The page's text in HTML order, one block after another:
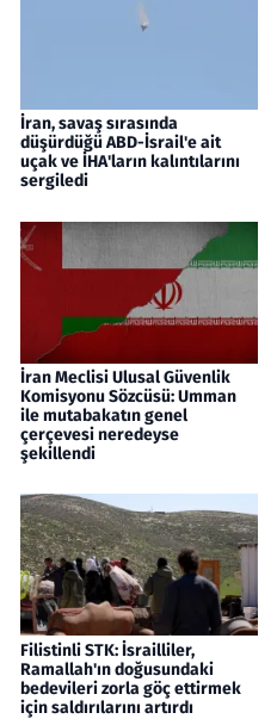
İran, savaş sırasında
düşürdüğü ABD-İsrail'e ait
uçak ve İHA'ların kalıntılarını
sergiledi
İran Meclisi Ulusal Güvenlik
Komisyonu Sözcüsü: Umman
ile mutabakatın genel
çerçevesi neredeyse
şekillendi
Filistinli STK: İsrailliler,
Ramallah'ın doğusundaki
bedevileri zorla göç ettirmek
için saldırılarını artırdı